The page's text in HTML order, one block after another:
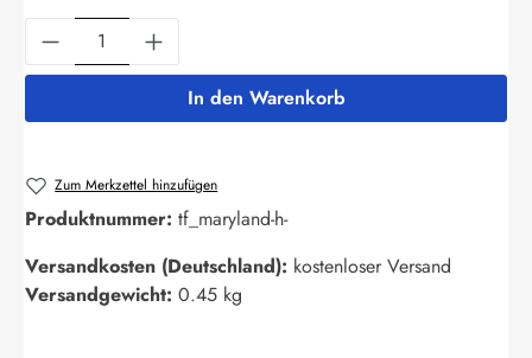
Produkt Anzahl: Gib den gewünschten
In den Warenkorb
Zum Merkzettel hinzufügen
Produktnummer: tf_maryland-h-
Versandkosten (Deutschland): kostenloser Versand
Versandgewicht: 0.45 kg